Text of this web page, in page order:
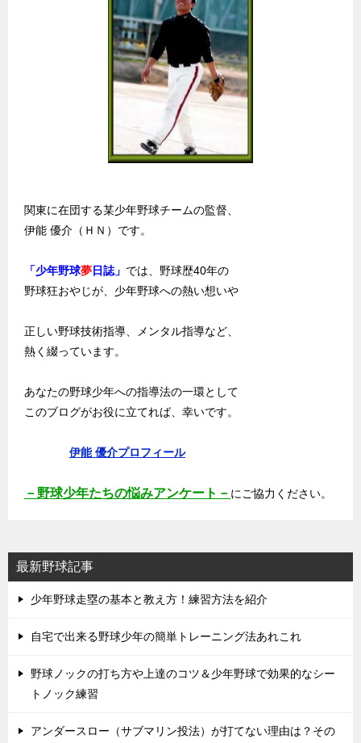
関東に在団する某少年野球チームの監督、
伊能 優介（ＨＮ）です。
「少年野球夢日誌」 では、野球歴40年の
野球狂おやじが、少年野球への熱い想いや
正しい野球技術指導、メンタル指導など、
熱く綴っています。
あなたの野球少年への指導法の一環として
このブログがお役に立てれば、幸いです。
伊能 優介プロフィール
－野球少年たちの悩みアンケート－ にご協力ください。
最新野球記事
少年野球走塁の基本と教え方！練習方法を紹介
自宅で出来る野球少年の簡単トレーニング法あれこれ
野球ノックの打ち方や上達のコツ＆少年野球で効果的なシー
トノック練習
アンダースロー（サブマリン投法）が打てない理由は？その